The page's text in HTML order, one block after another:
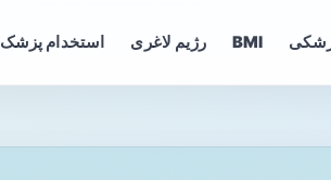
BMI رژیم لاغری استخدام پزشک